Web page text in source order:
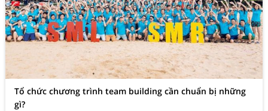
Tổ chức chương trình team building cần chuẩn bị những
gì?